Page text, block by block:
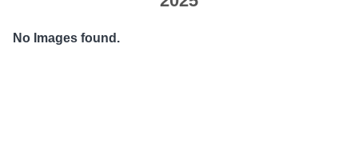
No Images found.